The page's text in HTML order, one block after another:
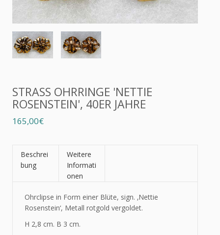
STRASS OHRRINGE 'NETTIE
ROSENSTEIN', 40ER JAHRE
165,00€
Beschrei
bung
Weitere
Informati
onen
Ohrclipse in Form einer Blüte, sign. ‚Nettie
Rosenstein‘, Metall rotgold vergoldet.
H 2,8 cm. B 3 cm.